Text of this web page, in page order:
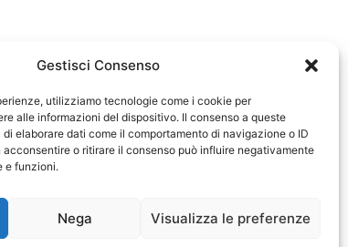
Gestisci Consenso
utilizziamo tecnologie come i cookie per
alle informazioni del dispositivo. Il consenso a queste
elaborare dati come il comportamento di navigazione o ID
acconsentire o ritirare il consenso può influire negativamente
e funzioni.
Nega Visualizza le preferenze